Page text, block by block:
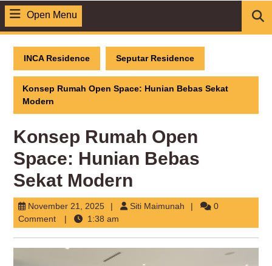
Open Menu
Menu
INCA Residence Seputar Residence
Konsep Rumah Open Space: Hunian Bebas Sekat
Modern
Konsep Rumah Open
Space: Hunian Bebas
Sekat Modern
November 21, 2025November
21,
2025
Siti Maimunah Siti
0
Comment
1:38 am